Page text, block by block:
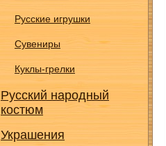
Русские игрушки
Сувениры
Куклы-грелки
Русский народный
костюм
Украшения